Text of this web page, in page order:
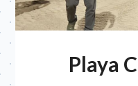
Playa